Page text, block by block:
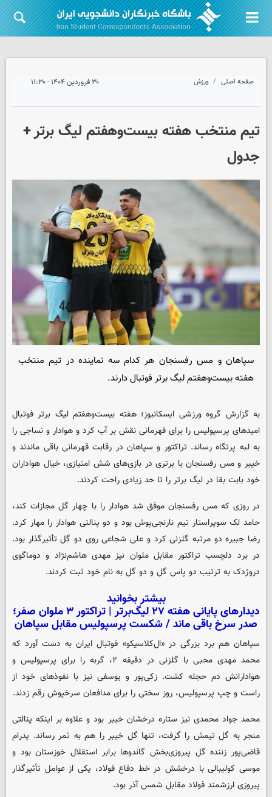
صفحه اصلی ورزش ۳۰ فروردین ۱۴۰۴ - ۱۱:۳۰
تیم منتخب هفته بیست‌وهفتم لیگ برتر +
جدول
سپاهان و مس رفسنجان هر کدام سه نماینده در تیم منتخب
هفته بیست‌وهفتم لیگ برتر فوتبال دارند.
به گزارش گروه ورزشی ایسکانیوز؛ هفته بیست‌وهفتم لیگ برتر فوتبال
امیدهای پرسپولیس را برای قهرمانی نقش بر آب کرد و هوادار و نساجی را
به لبه پرتگاه رساند. تراکتور و سپاهان در رقابت قهرمانی باقی ماندند و
خیبر و مس رفسنجان با برتری در بازی‌های شش امتیازی، خیال هواداران
خود بابت بقا در لیگ برتر را تا حد زیادی راحت کردند.
در روزی که مس رفسنجان موفق شد هوادار را با چهار گل مجازات کند،
حامد لک سوپراستار تیم نارنجی‌پوش بود و دو پنالتی هوادار را مهار کرد.
رضا جبیره دو مرتبه گلزنی کرد و علی شجاعی روی دو گل تأثیرگذار بود.
در برد دلچسب تراکتور مقابل ملوان نیز مهدی هاشم‌نژاد و دوماگوی
دروژدک به ترتیب دو پاس گل و دو گل به نام خود ثبت کردند.
بیشتر بخوانید
دیدارهای پایانی هفته ۲۷ لیگ‌برتر | تراکتور ۳ ملوان صفر؛
صدر سرخ باقی ماند / شکست پرسپولیس مقابل سپاهان
سپاهان هم برد بزرگی در «ال‌کلاسیکو» فوتبال ایران به دست آورد که
محمد مهدی محبی با گلزنی در دقیقه ۲، گربه را برای پرسپولیس و
هوادارانش دم حجله کشت. زکی‌پور و یوسفی نیز با نفوذهای خود از
راست و چپ پرسپولیس، روز سختی را برای مدافعان سرخپوش رقم زدند.
محمد جواد محمدی نیز ستاره درخشان خیبر بود و علاوه بر اینکه پنالتی
منجر به گل تیمش را گرفت، تنها گل خیبر را هم به ثمر رساند. پدرام
قاضی‌پور زننده گل پیروزی‌بخش گاندوها برابر استقلال خوزستان بود و
موسی کولیبالی با درخشش در خط دفاع فولاد، یکی از عوامل تأثیرگذار
پیروزی ارزشمند فولاد مقابل شمس آذر بود.